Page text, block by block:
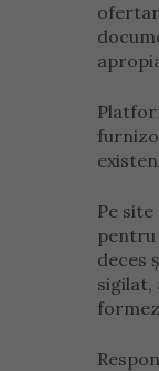
Pe
pentru
deces
sigilat,